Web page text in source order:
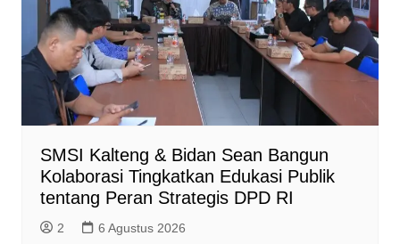
SMSI Kalteng & Bidan Sean Bangun
Kolaborasi Tingkatkan Edukasi Publik
tentang Peran Strategis DPD RI
2 6 Agustus 2026